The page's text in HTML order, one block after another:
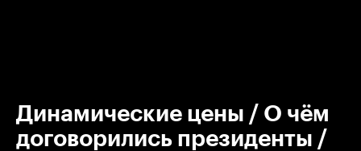
Динамические цены / О чём
договорились президенты /